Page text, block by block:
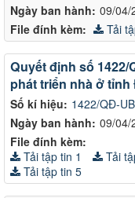
Ngày ban hành: 09/04/
File đính kèm: Tải
Số kí hiệu: 1422/QĐ-
Ngày ban hành: 09/04/
Quyết định số
phát triển nhà ở tỉnh
File đính kèm:
Tải tập tin 1
Tải
Tải tập tin 5